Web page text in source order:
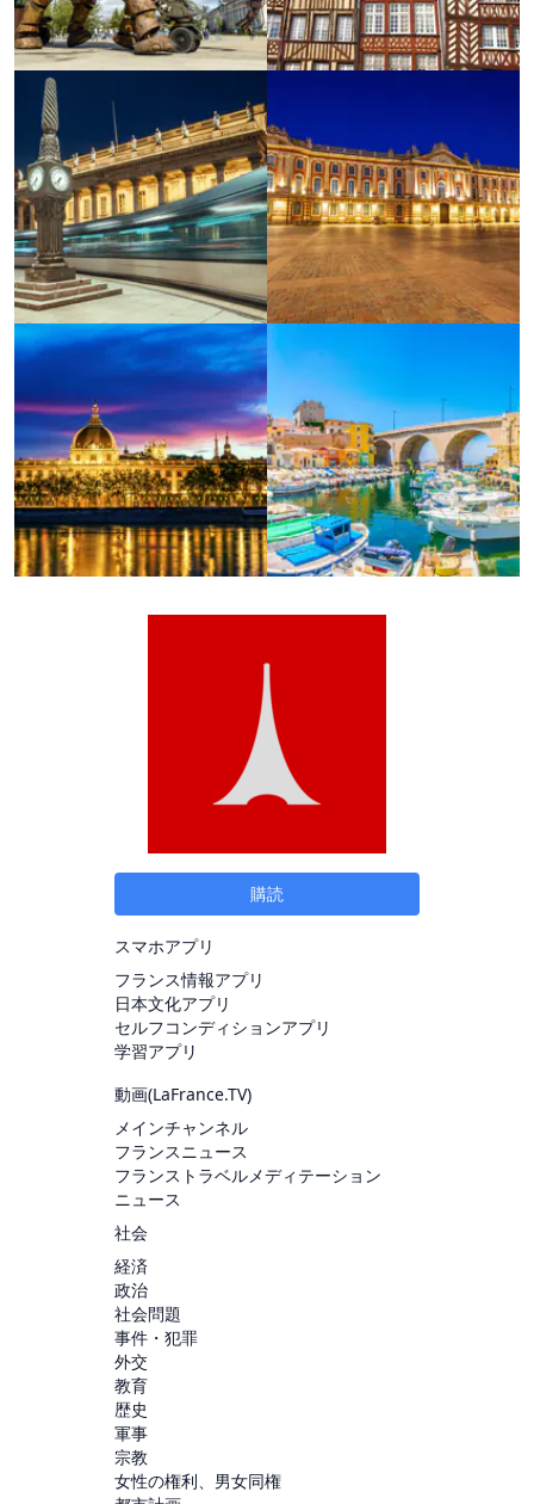
購読
スマホアプリ
フランス情報アプリ
日本文化アプリ
セルフコンディションアプリ
学習アプリ
動画(LaFrance.TV)
メインチャンネル
フランスニュース
フランストラベルメディテーション
ニュース
社会
経済
政治
社会問題
事件・犯罪
外交
教育
歴史
軍事
宗教
女性の権利、男女同権